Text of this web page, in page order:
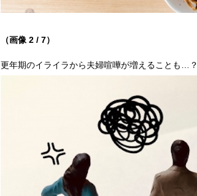
（画像 2 / 7）
更年期のイライラから夫婦喧嘩が増えることも…？